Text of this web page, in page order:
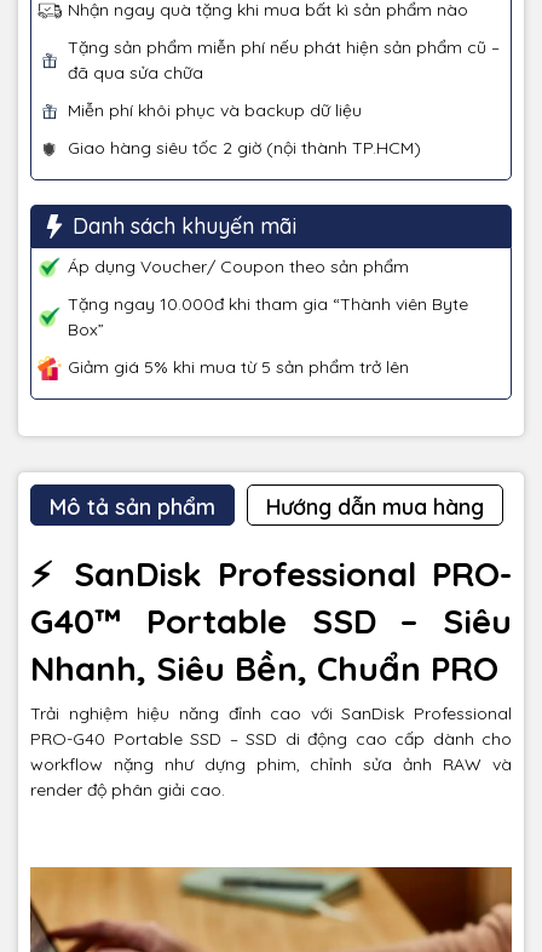
Nhận ngay quà tặng khi mua bất kì sản phẩm nào
Tặng sản phẩm miễn phí nếu phát hiện sản phẩm cũ –
đã qua sửa chữa
Miễn phí khôi phục và backup dữ liệu
Giao hàng siêu tốc 2 giờ (nội thành TP.HCM)
Danh sách khuyến mãi
Áp dụng Voucher/ Coupon theo sản phẩm
Tặng ngay 10.000đ khi tham gia “Thành viên Byte
Box”
Giảm giá 5% khi mua từ 5 sản phẩm trở lên
Mô tả sản phẩm Hướng dẫn mua hàng
⚡ SanDisk Professional PRO-
G40™ Portable SSD – Siêu
Nhanh, Siêu Bền, Chuẩn PRO
Trải nghiệm hiệu năng đỉnh cao với SanDisk Professional
PRO-G40 Portable SSD – SSD di động cao cấp dành cho
workflow nặng như dựng phim, chỉnh sửa ảnh RAW và
render độ phân giải cao.